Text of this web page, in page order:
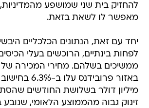
להחזיק בית שני שמושפע
מאפשר לו לשאת בזאת.
יחד עם זאת, הנתונים הכלכליים
לפחות בינתיים, הרוכשים בעלי
ממשיכים בשלהם. מחירי המכירה של
מיליון דולר בשלושת החודשים
זינוק גבוה מהממוצע הלאומי,